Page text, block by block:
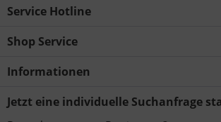
Service Hotline
Shop Service
Informationen
Jetzt eine individuelle Suchanfrage